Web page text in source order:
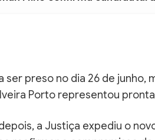
ser preso no dia 26 de
Porto representou
a Justiça expediu o